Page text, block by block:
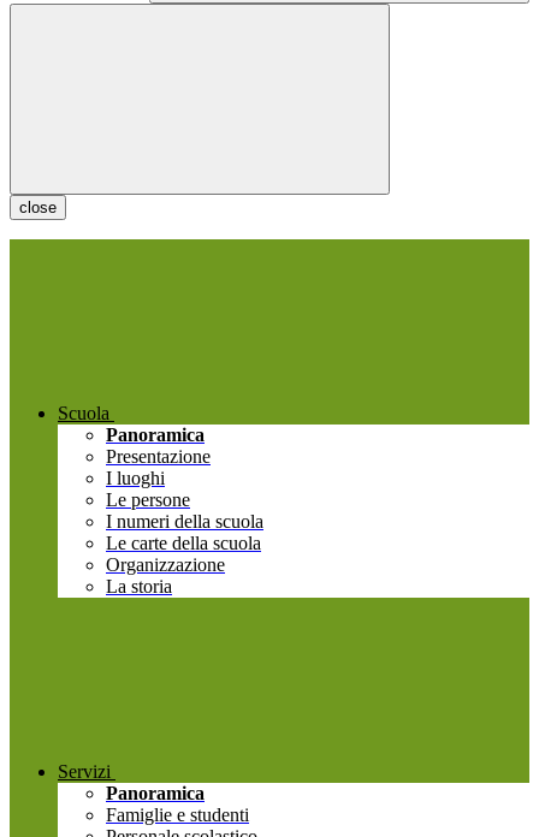
close
Scuola
Panoramica
Presentazione
I luoghi
Le persone
I numeri della scuola
Le carte della scuola
Organizzazione
La storia
Servizi
Panoramica
Famiglie e studenti